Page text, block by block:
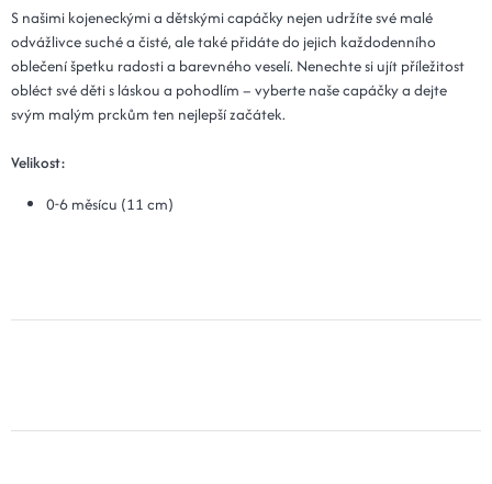
S našimi kojeneckými a dětskými capáčky nejen udržíte své malé
odvážlivce suché a čisté, ale také přidáte do jejich každodenního
oblečení špetku radosti a barevného veselí. Nenechte si ujít příležitost
obléct své děti s láskou a pohodlím – vyberte naše capáčky a dejte
svým malým prckům ten nejlepší začátek.
Velikost:
0-6 měsícu (11 cm)